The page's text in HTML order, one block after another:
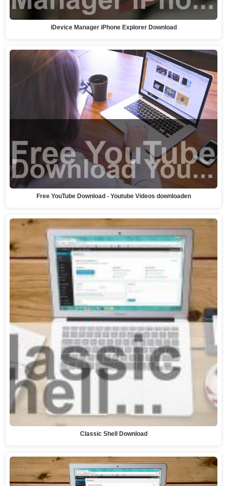
iDevice Manager iPhone Explorer Download
Free YouTube Download - Youtube Videos downloaden
Classic Shell Download